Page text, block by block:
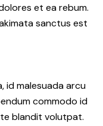
et ea rebum.
sanctus est
id malesuada arcu
commodo id
blandit volutpat.